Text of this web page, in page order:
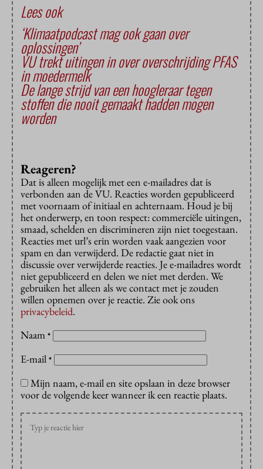
Lees ook
‘Klimaatpodcast mag ook gaan over
oplossingen’
VU trekt uitingen in over overschrijding PFAS
in moedermelk
De lange strijd van een hoogleraar tegen
stoffen die nooit gemaakt hadden mogen
worden
Reageren?
Dat is alleen mogelijk met een e-mailadres dat is
verbonden aan de VU. Reacties worden gepubliceerd
met voornaam of initiaal en achternaam. Houd je bij
het onderwerp, en toon respect: commerciële uitingen,
smaad, schelden en discrimineren zijn niet toegestaan.
Reacties met url’s erin worden vaak aangezien voor
spam en dan verwijderd. De redactie gaat niet in
discussie over verwijderde reacties. Je e-mailadres wordt
niet gepubliceerd en delen we niet met derden. We
gebruiken het alleen als we contact met je zouden
willen opnemen over je reactie. Zie ook ons
privacybeleid.
Naam *
E-mail *
Mijn naam, e-mail en site opslaan in deze browser
voor de volgende keer wanneer ik een reactie plaats.